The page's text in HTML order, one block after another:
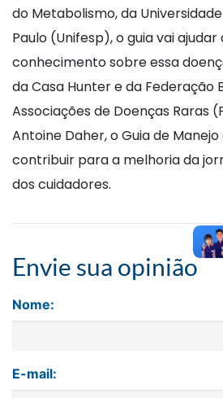
do Metabolismo, da
Paulo (Unifesp), o guia vai
conhecimento sobre essa
da Casa Hunter e da Federação
Associações de Doenças Raras
Antoine Daher, o Guia de
contribuir para a melhoria da
dos cuidadores.
Envie sua opinião
Nome:
E-mail: